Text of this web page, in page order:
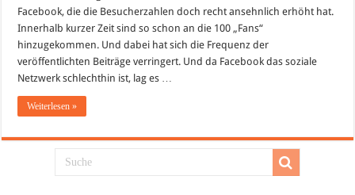
Facebook, die die Besucherzahlen doch recht ansehnlich erhöht hat.
Innerhalb kurzer Zeit sind so schon an die 100 „Fans“
hinzugekommen. Und dabei hat sich die Frequenz der
veröffentlichten Beiträge verringert. Und da Facebook das soziale
Netzwerk schlechthin ist, lag es …
Weiterlesen »